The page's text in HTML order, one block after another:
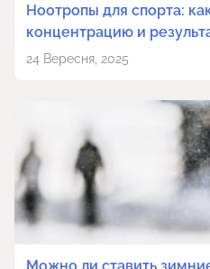
Ноотропы для спорта:
концентрацию и
24 Вересня, 2025